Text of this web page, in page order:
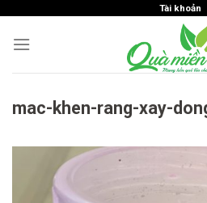
content
Tài khoản
mac-khen-rang-xay-